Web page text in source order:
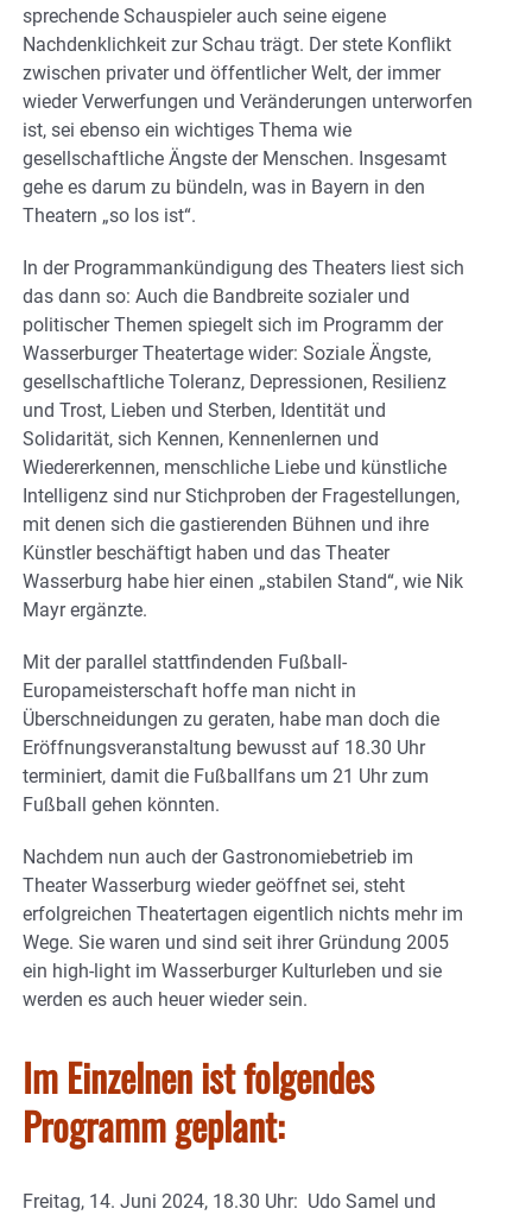
sprechende Schauspieler auch seine eigene
Nachdenklichkeit zur Schau trägt. Der stete Konflikt
zwischen privater und öffentlicher Welt, der immer
wieder Verwerfungen und Veränderungen unterworfen
ist, sei ebenso ein wichtiges Thema wie
gesellschaftliche Ängste der Menschen. Insgesamt
gehe es darum zu bündeln, was in Bayern in den
Theatern „so los ist“.
In der Programmankündigung des Theaters liest sich
das dann so: Auch die Bandbreite sozialer und
politischer Themen spiegelt sich im Programm der
Wasserburger Theatertage wider: Soziale Ängste,
gesellschaftliche Toleranz, Depressionen, Resilienz
und Trost, Lieben und Sterben, Identität und
Solidarität, sich Kennen, Kennenlernen und
Wiedererkennen, menschliche Liebe und künstliche
Intelligenz sind nur Stichproben der Fragestellungen,
mit denen sich die gastierenden Bühnen und ihre
Künstler beschäftigt haben und das Theater
Wasserburg habe hier einen „stabilen Stand“, wie Nik
Mayr ergänzte.
Mit der parallel stattfindenden Fußball-
Europameisterschaft hoffe man nicht in
Überschneidungen zu geraten, habe man doch die
Eröffnungsveranstaltung bewusst auf 18.30 Uhr
terminiert, damit die Fußballfans um 21 Uhr zum
Fußball gehen könnten.
Nachdem nun auch der Gastronomiebetrieb im
Theater Wasserburg wieder geöffnet sei, steht
erfolgreichen Theatertagen eigentlich nichts mehr im
Wege. Sie waren und sind seit ihrer Gründung 2005
ein high-light im Wasserburger Kulturleben und sie
werden es auch heuer wieder sein.
Im Einzelnen ist folgendes
Programm geplant:
Freitag, 14. Juni 2024, 18.30 Uhr: Udo Samel und